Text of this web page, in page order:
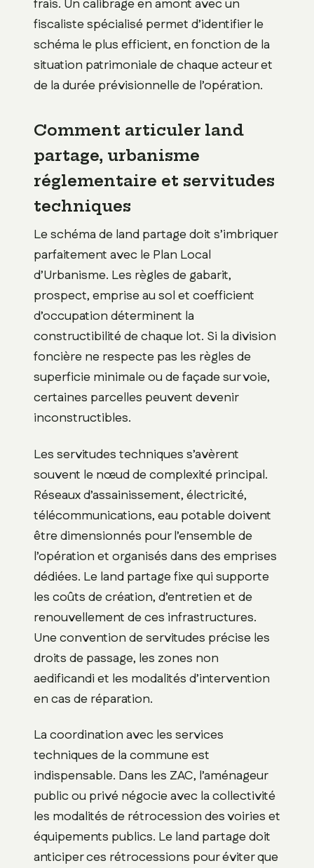
frais. Un calibrage en amont avec un
fiscaliste spécialisé permet d’identifier le
schéma le plus efficient, en fonction de la
situation patrimoniale de chaque acteur et
de la durée prévisionnelle de l’opération.
Comment articuler land
partage, urbanisme
réglementaire et servitudes
techniques
Le schéma de land partage doit s’imbriquer
parfaitement avec le Plan Local
d’Urbanisme. Les règles de gabarit,
prospect, emprise au sol et coefficient
d’occupation déterminent la
constructibilité de chaque lot. Si la division
foncière ne respecte pas les règles de
superficie minimale ou de façade sur voie,
certaines parcelles peuvent devenir
inconstructibles.
Les servitudes techniques s’avèrent
souvent le nœud de complexité principal.
Réseaux d’assainissement, électricité,
télécommunications, eau potable doivent
être dimensionnés pour l’ensemble de
l’opération et organisés dans des emprises
dédiées. Le land partage fixe qui supporte
les coûts de création, d’entretien et de
renouvellement de ces infrastructures.
Une convention de servitudes précise les
droits de passage, les zones non
aedificandi et les modalités d’intervention
en cas de réparation.
La coordination avec les services
techniques de la commune est
indispensable. Dans les ZAC, l’aménageur
public ou privé négocie avec la collectivité
les modalités de rétrocession des voiries et
équipements publics. Le land partage doit
anticiper ces rétrocessions pour éviter que